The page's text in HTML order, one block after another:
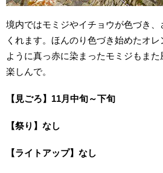
境内ではモミジやイチョウが色づき
くれます。ほんのり色づき始めたオ
ように真っ赤に染まったモミジもま
楽しんで。
【見ごろ】11月中旬～下旬
【祭り】なし
【ライトアップ】なし